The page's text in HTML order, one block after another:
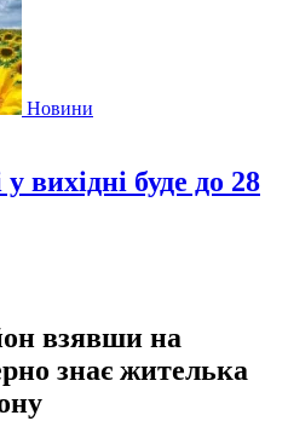
Новини
вихідні буде до 28
взявши на
знає жителька